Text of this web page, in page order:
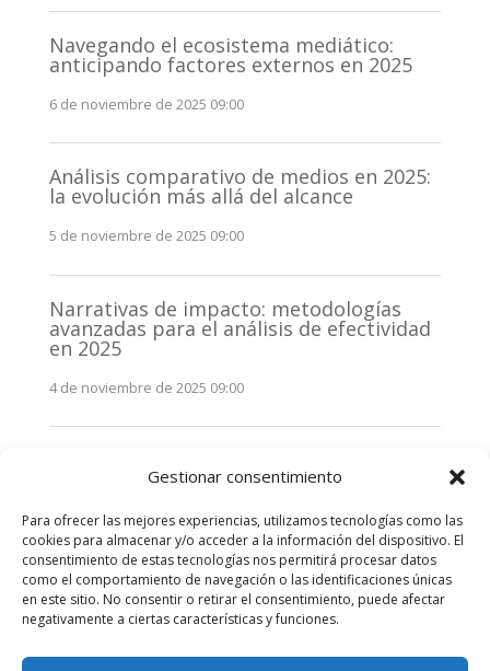
Gestionar consentimiento
Para ofrecer las mejores experiencias, utilizamos tecnologías como las
cookies para almacenar y/o acceder a la información del dispositivo. El
consentimiento de estas tecnologías nos permitirá procesar datos
como el comportamiento de navegación o las identificaciones únicas
en este sitio. No consentir o retirar el consentimiento, puede afectar
negativamente a ciertas características y funciones.
Navegando el ecosistema mediático:
anticipando factores externos en 2025
6 de noviembre de 2025 09:00
Análisis comparativo de medios en 2025:
la evolución más allá del alcance
5 de noviembre de 2025 09:00
Narrativas de impacto: metodologías
avanzadas para el análisis de efectividad
en 2025
4 de noviembre de 2025 09:00
stakeholders en 2025: La clave de la
3 de noviembre de 2025 09:00
Comentarios recientes